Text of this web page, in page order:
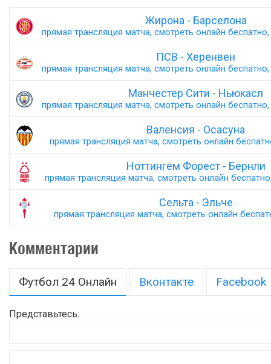
Жирона - Барселона
прямая трансляция матча, смотреть онлайн
ПСВ - Херенвен
прямая трансляция матча, смотреть онлайн
Манчестер Сити - Ньюкасл
прямая трансляция матча, смотреть онлайн
Валенсия - Осасуна
прямая трансляция матча, смотреть онлайн
Ноттингем Форест - Бернли
прямая трансляция матча, смотреть онлайн
Сельта - Эльче
прямая трансляция матча, смотреть онлайн
Комментарии
Футбол 24 Онлайн Вконтакте Facebook
Представьтесь: